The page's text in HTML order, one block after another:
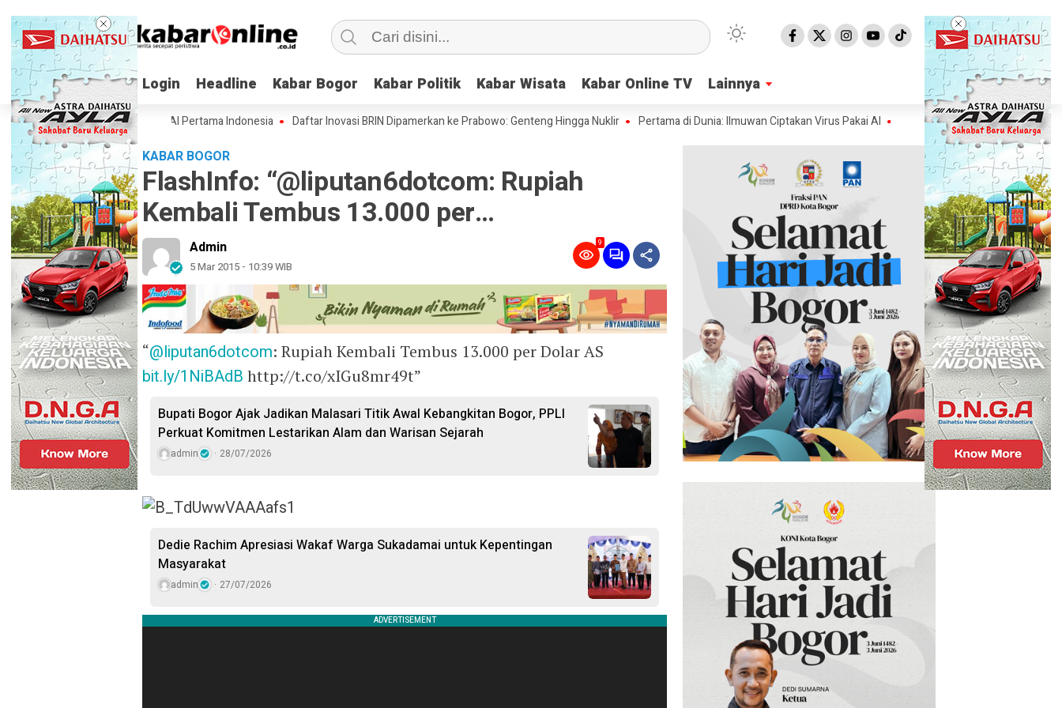
Login Headline Kabar Bogor Kabar Politik Kabar Wisata Kabar Online TV Lainnya
Login Headline Kabar Bogor Kabar Politik Kabar Wisata Kabar Online TV Lainnya
Lampung-1, Satelit AI Pertama Indonesia Daftar Inovasi BRIN Dipamerkan ke Prabowo: Genteng Hingga Nuklir Pertama di Dunia: Ilmuwan Ciptakan Virus Pakai AI Ahli Ungkap Penampakan Permukaan
KABAR BOGOR
FlashInfo: “@liputan6dotcom: Rupiah
Kembali Tembus 13.000 per…
Admin
5 Mar 2015 - 10:39 WIB
9
“@liputan6dotcom: Rupiah Kembali Tembus 13.000 per Dolar AS
bit.ly/1NiBAdB http://t.co/xIGu8mr49t”
Bupati Bogor Ajak Jadikan Malasari Titik Awal Kebangkitan Bogor, PPLI
Perkuat Komitmen Lestarikan Alam dan Warisan Sejarah
admin 28/07/2026
Dedie Rachim Apresiasi Wakaf Warga Sukadamai untuk Kepentingan
Masyarakat
admin 27/07/2026